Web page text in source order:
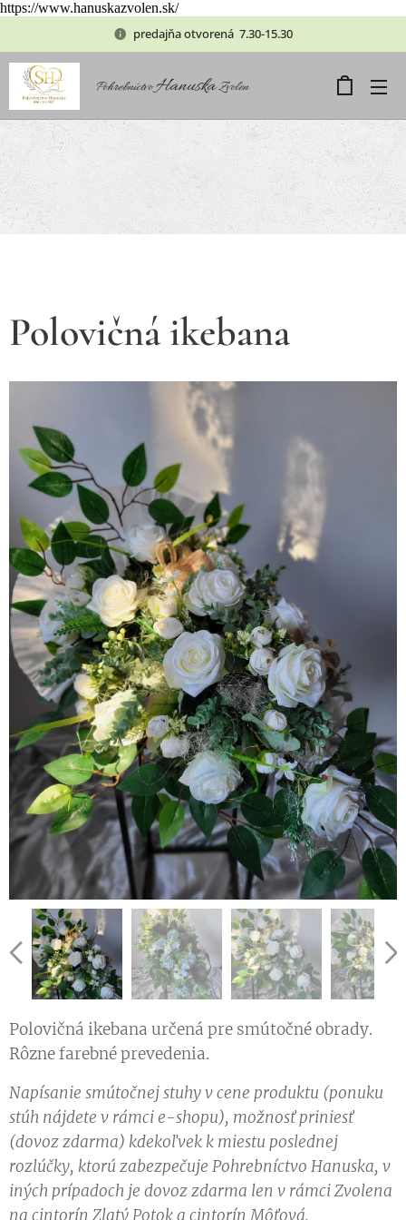
https://www.hanuskazvolen.sk/
predajňa otvorená 7.30-15.30
PohrebníctvoHanuskaZvolen
Polovičná ikebana
Polovičná ikebana určená pre smútočné obrady.
Rôzne farebné prevedenia.
Napísanie smútočnej stuhy v cene produktu (ponuku
stúh nájdete v rámci e-shopu), možnosť priniesť
(dovoz zdarma) kdekoľvek k miestu poslednej
rozlúčky, ktorú zabezpečuje Pohrebníctvo Hanuska, v
iných prípadoch je dovoz zdarma len v rámci Zvolena
na cintorín Zlatý Potok a cintorín Môťová.